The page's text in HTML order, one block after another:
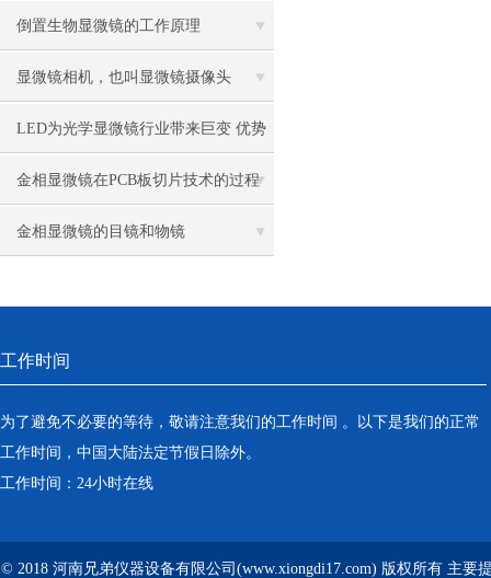
牌值得推荐
倒置生物显微镜的工作原理
显微镜相机，也叫显微镜摄像头
LED为光学显微镜行业带来巨变 优势
比传统卤素更明显
金相显微镜在PCB板切片技术的过程
控制中的作用
金相显微镜的目镜和物镜
工作时间
为了避免不必要的等待，敬请注意我们的工作时间 。以下是我们的正常
工作时间，中国大陆法定节假日除外。
工作时间：24小时在线
© 2018 河南兄弟仪器设备有限公司(www.xiongdi17.com) 版权所有 主要